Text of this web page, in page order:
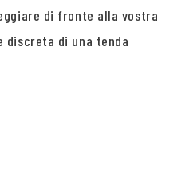
di fronte alla vostra
discreta di una tenda